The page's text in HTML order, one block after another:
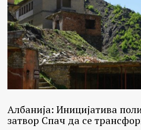
Албанија: Иницијатива
затвор Спач да се